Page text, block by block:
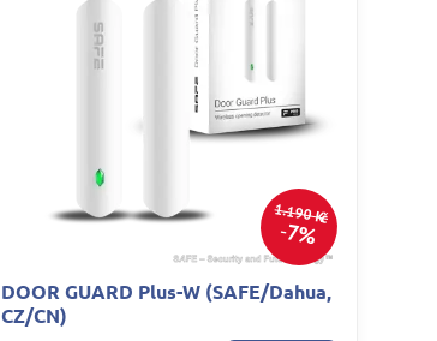
1.190 Kč
7%
DOOR GUARD Plus-W (SAFE/Dahua,
CZ/CN)